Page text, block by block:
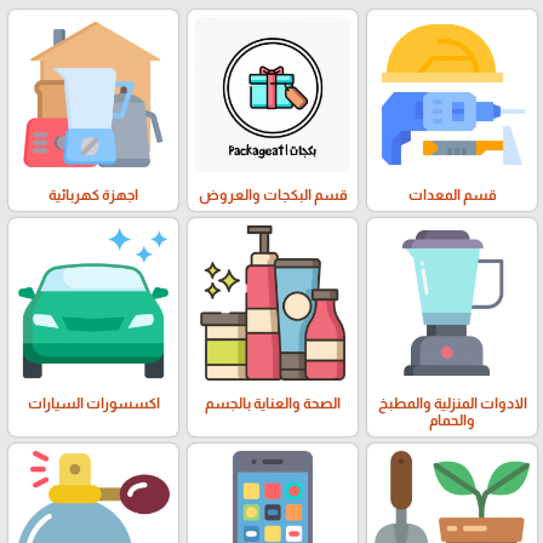
قسم المعدات قسم البكجات والعروض اجهزة كهربائية
الادوات المنزلية والمطبخ
والحمام
الصحة والعناية بالجسم اكسسورات السيارات